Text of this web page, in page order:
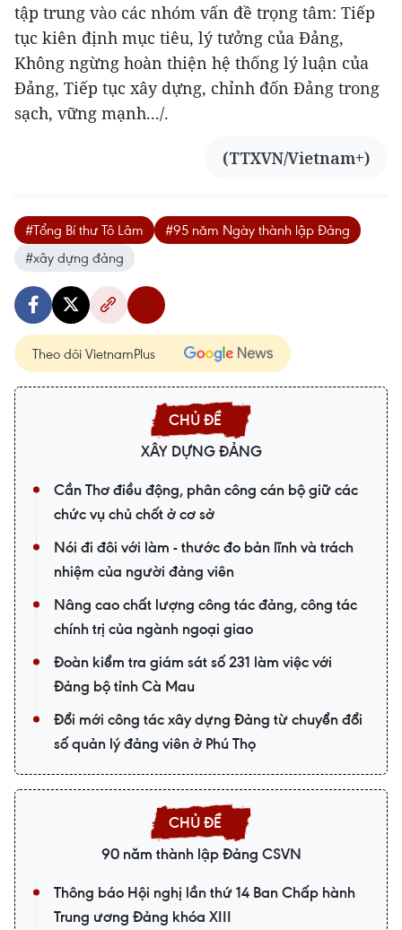
tập trung vào các nhóm vấn đề trọng tâm: Tiếp
tục kiên định mục tiêu, lý tưởng của Đảng,
Không ngừng hoàn thiện hệ thống lý luận của
Đảng, Tiếp tục xây dựng, chỉnh đốn Đảng trong
sạch, vững mạnh.../.
(TTXVN/Vietnam+)
#Tổng Bí thư Tô Lâm
#95 năm Ngày thành lập Đảng
#xây dựng đảng
Theo dõi VietnamPlus
XÂY DỰNG ĐẢNG
Cần Thơ điều động, phân công cán bộ giữ các
chức vụ chủ chốt ở cơ sở
Nói đi đôi với làm - thước đo bản lĩnh và trách
nhiệm của người đảng viên
Nâng cao chất lượng công tác đảng, công tác
chính trị của ngành ngoại giao
Đoàn kiểm tra giám sát số 231 làm việc với
Đảng bộ tỉnh Cà Mau
Đổi mới công tác xây dựng Đảng từ chuyển đổi
số quản lý đảng viên ở Phú Thọ
90 năm thành lập Đảng CSVN
Thông báo Hội nghị lần thứ 14 Ban Chấp hành
Trung ương Đảng khóa XIII